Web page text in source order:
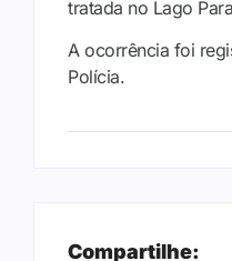
tratada no Lago
A ocorrência foi
Polícia.
Compartilhe: